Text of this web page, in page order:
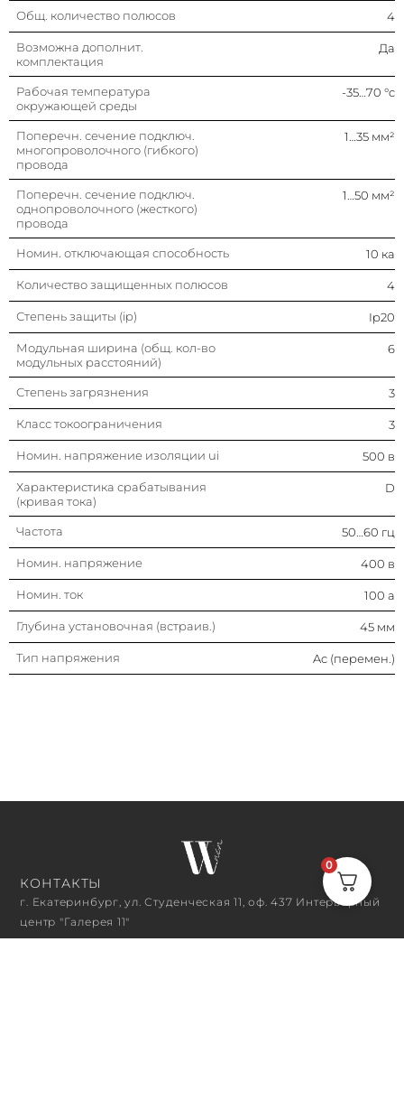
Номин. ток 100 а
Глубина установочная (встраив.) 45 мм
Тип напряжения
Общ. количество полюсов 4
Возможна дополнит.
комплектация
Да
Рабочая температура
окружающей среды
-35…70 °c
Поперечн. сечение подключ.
многопроволочного (гибкого)
провода
1…35 мм²
Поперечн. сечение подключ.
однопроволочного (жесткого)
провода
1…50 мм²
Номин. отключающая способность 10 ка
Количество защищенных полюсов 4
Степень защиты (ip) Ip20
Модульная ширина (общ. кол-во
модульных расстояний)
6
Степень загрязнения 3
Класс токоограничения 3
Номин. напряжение изоляции ui 500 в
Характеристика срабатывания
(кривая тока)
D
Частота 50…60 гц
Номин. напряжение 400 в
Номин. ток 100 а
Глубина установочная (встраив.) 45 мм
Тип напряжения Ac (перемен.)
КОНТАКТЫ
г. Екатеринбург, ул. Студенческая 11, оф. 437 Интерьерный
центр "Галерея 11"
+7 (343) 382‒01‒68
0